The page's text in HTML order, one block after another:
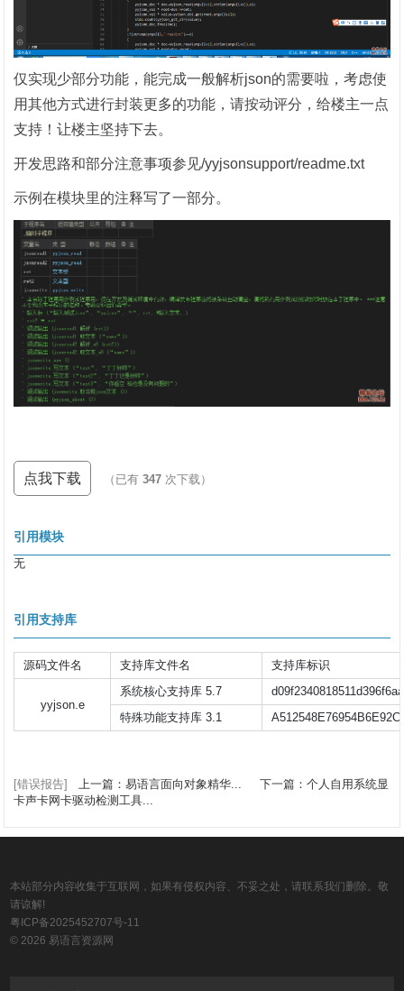
仅实现少部分功能，能完成一般解析json的需要啦，考虑使
用其他方式进行封装更多的功能，请按动评分，给楼主一点
支持！让楼主坚持下去。
开发思路和部分注意事项参见/yyjsonsupport/readme.txt
示例在模块里的注释写了一部分。
点我下载 （已有347 次下载）
引用模块
无
引用支持库
源码文件名 支持库文件名 支持库标识
yyjson.e
系统核心支持库 5.7
特殊功能支持库 3.1
[错误报告] 上一篇：易语言面向对象精华...
下一篇：个人自用系统显
卡声卡网卡驱动检测工具...
本站部分内容收集于互联网，如果有侵权内容、不妥之处，请联系我们删除。敬
请谅解!
粤ICP备2025452707号-11
© 2026 易语言资源网